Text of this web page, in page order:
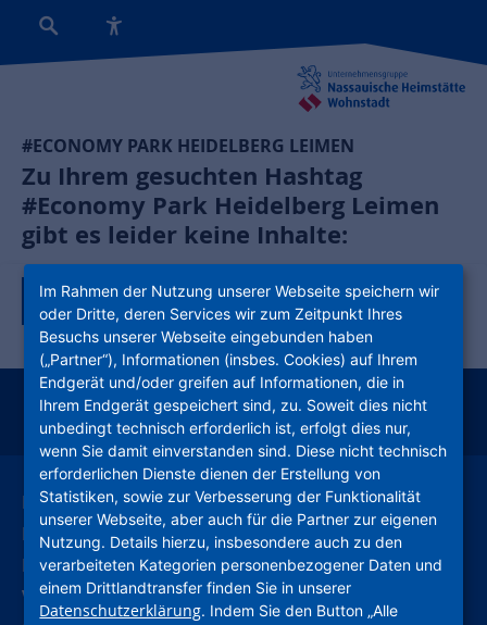
#ECONOMY PARK HEIDELBERG LEIMEN
Zu Ihrem gesuchten Hashtag
#Economy Park Heidelberg Leimen
gibt es leider keine Inhalte:
Zurück zur Tagübersicht
instagramfacebookyoutubelinkedinkununu
Leichte Sprache
Deutsche Gebärdensprache
Kontakt
Verhaltenskodex (CoC)
Im Rahmen der Nutzung unserer Webseite speichern wir
oder Dritte, deren Services wir zum Zeitpunkt Ihres
Besuchs unserer Webseite eingebunden haben
(„Partner“), Informationen (insbes. Cookies) auf Ihrem
Endgerät und/oder greifen auf Informationen, die in
Ihrem Endgerät gespeichert sind, zu. Soweit dies nicht
unbedingt technisch erforderlich ist, erfolgt dies nur,
wenn Sie damit einverstanden sind. Diese nicht technisch
erforderlichen Dienste dienen der Erstellung von
Statistiken, sowie zur Verbesserung der Funktionalität
unserer Webseite, aber auch für die Partner zur eigenen
Nutzung. Details hierzu, insbesondere auch zu den
verarbeiteten Kategorien personenbezogener Daten und
einem Drittlandtransfer finden Sie in unserer
Datenschutzerklärung. Indem Sie den Button „Alle